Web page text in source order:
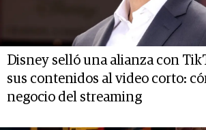
Disney selló una alianza con
sus contenidos al video corto:
negocio del streaming